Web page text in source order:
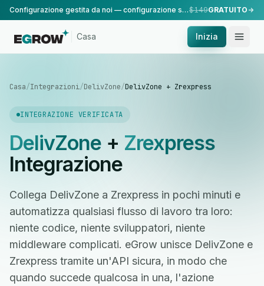
Configurazione gestita da noi — configurazione standard, eseguita dal nostro team.$149GRATUITO
Casa Inizia
Casa/Integrazioni/DelivZone/DelivZone + Zrexpress
INTEGRAZIONE VERIFICATA
DelivZone+ Zrexpress
Integrazione
Collega DelivZone a Zrexpress in pochi minuti e
automatizza qualsiasi flusso di lavoro tra loro:
niente codice, niente sviluppatori, niente
middleware complicati. eGrow unisce DelivZone e
Zrexpress tramite un'API sicura, in modo che
quando succede qualcosa in una, l'azione